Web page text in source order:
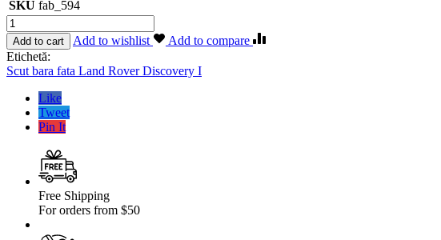
SKU fab_594
Cantitate
Scut
otel
bara
originala
Discovery
Add to cart Add to wishlist
Add to compare
Etichetă:
Scut bara fata Land Rover Discovery I
Like
Tweet
Pin It
Free Shipping
For orders from $50